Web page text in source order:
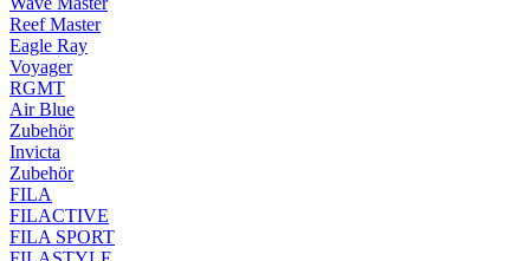
Reef Master
Eagle Ray
Voyager
RGMT
Air Blue
Zubehör
Invicta
Zubehör
FILA
FILACTIVE
FILA SPORT